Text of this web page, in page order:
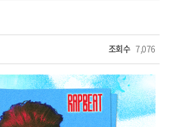
조회수 7,076